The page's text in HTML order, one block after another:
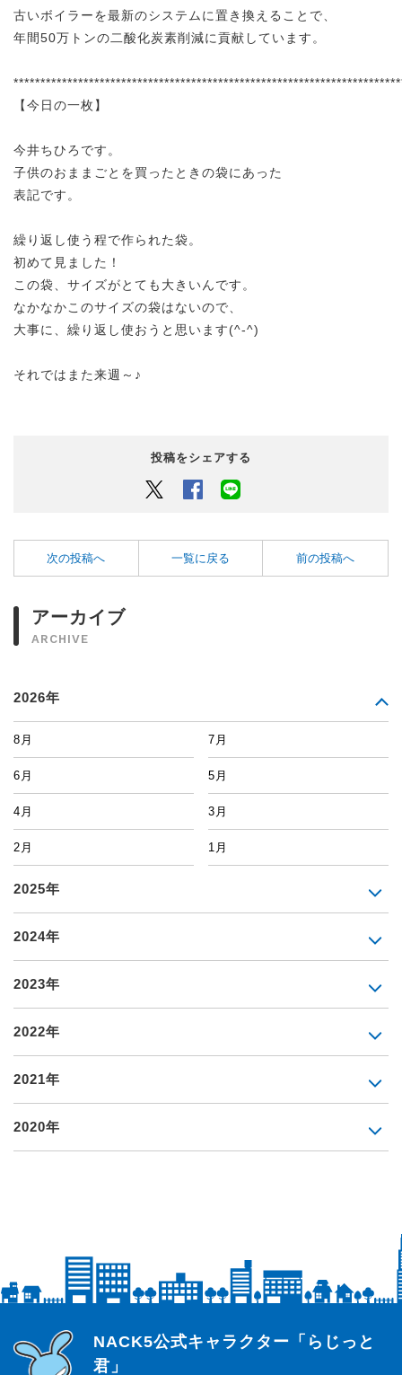
古いボイラーを最新のシステムに置き換えることで、
年間50万トンの二酸化炭素削減に貢献しています。
【今日の一枚】
今井ちひろです。
子供のおままごとを買ったときの袋にあった
表記です。
繰り返し使う程で作られた袋。
初めて見ました！
この袋、サイズがとても大きいんです。
なかなかこのサイズの袋はないので、
大事に、繰り返し使おうと思います(^-^)
それではまた来週～♪
投稿をシェアする
Twitter Facebook
次の投稿へ 一覧に戻る 前の投稿へ
アーカイブ
ARCHIVE
2026年
8月 7月
6月 5月
4月 3月
2月 1月
2025年
2024年
2023年
2022年
2021年
2020年
らじっと君
NACK5公式キャラクター「らじっと
君」